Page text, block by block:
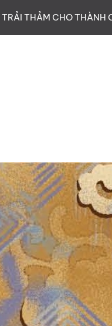
THẢM CHO THÀNH